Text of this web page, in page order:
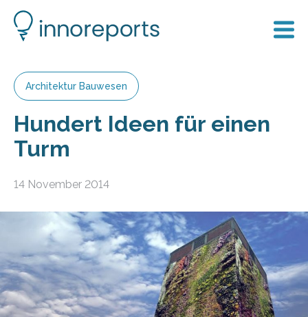
Architektur Bauwesen
Hundert Ideen für einen
Turm
14 November 2014